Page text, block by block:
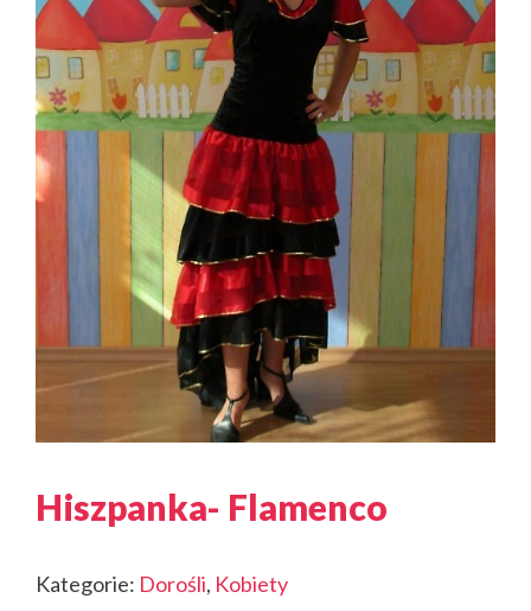
Hiszpanka- Flamenco
Kategorie: Dorośli, Kobiety